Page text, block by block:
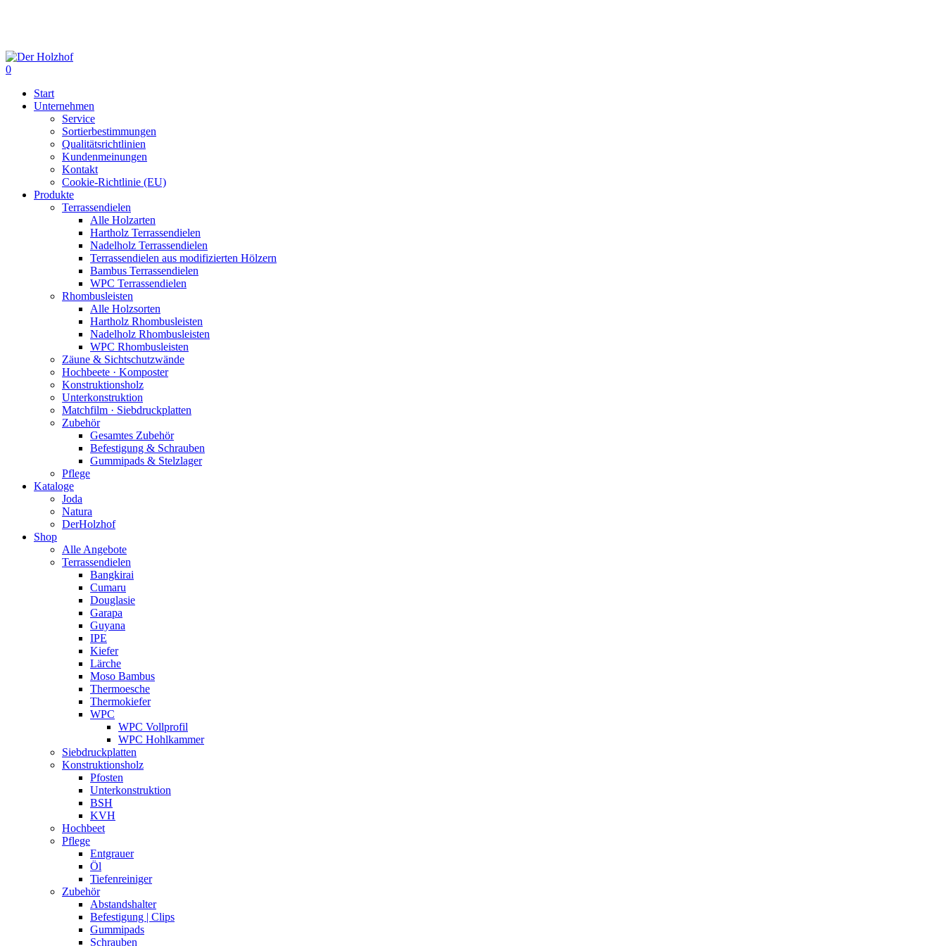
content
0
Start
Unternehmen
Service
Sortierbestimmungen
Qualitätsrichtlinien
Kundenmeinungen
Kontakt
Cookie-Richtlinie (EU)
Produkte
Terrassendielen
Alle Holzarten
Hartholz Terrassendielen
Nadelholz Terrassendielen
Terrassendielen aus modifizierten Hölzern
Bambus Terrassendielen
WPC Terrassendielen
Rhombusleisten
Alle Holzsorten
Hartholz Rhombusleisten
Nadelholz Rhombusleisten
WPC Rhombusleisten
Zäune & Sichtschutzwände
Hochbeete · Komposter
Konstruktionsholz
Unterkonstruktion
Matchfilm · Siebdruckplatten
Zubehör
Gesamtes Zubehör
Befestigung & Schrauben
Gummipads & Stelzlager
Pflege
Kataloge
Joda
Natura
DerHolzhof
Shop
Alle Angebote
Terrassendielen
Bangkirai
Cumaru
Douglasie
Garapa
Guyana
IPE
Kiefer
Lärche
Moso Bambus
Thermoesche
Thermokiefer
WPC
WPC Vollprofil
WPC Hohlkammer
Siebdruckplatten
Konstruktionsholz
Pfosten
Unterkonstruktion
BSH
KVH
Hochbeet
Pflege
Entgrauer
Öl
Tiefenreiniger
Zubehör
Abstandshalter
Befestigung | Clips
Gummipads
Schrauben